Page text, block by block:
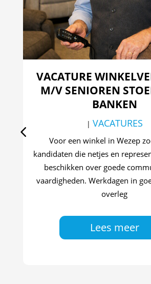
VACATURE
M/V SENIOREN
BANKEN
| VACATURES
Voor een winkel in Wezep
kandidaten die netjes en
beschikken over goede
vaardigheden. Werkdagen in
overleg
Lees meer